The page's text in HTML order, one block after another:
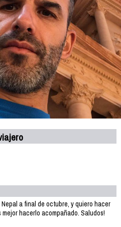
a final de octubre, y quiero hacer
hacerlo acompañado. Saludos!